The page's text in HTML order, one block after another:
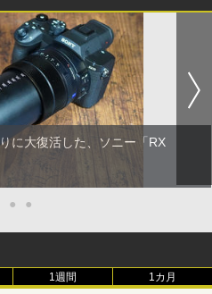
に大復活した、ソニー「RX
● ●
1週間 1カ月